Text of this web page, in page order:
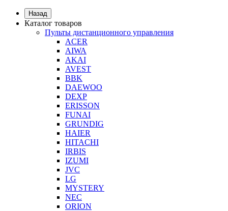
Назад
Каталог товаров
Пульты дистанционного управления
ACER
AIWA
AKAI
AVEST
BBK
DAEWOO
DEXP
ERISSON
FUNAI
GRUNDIG
HAIER
HITACHI
IRBIS
IZUMI
JVC
LG
MYSTERY
NEC
ORION